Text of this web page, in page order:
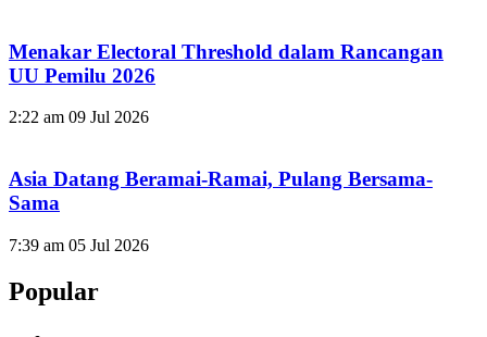
Menakar Electoral Threshold dalam Rancangan
UU Pemilu 2026
2:22 am 09 Jul 2026
Asia Datang Beramai-Ramai, Pulang Bersama-
Sama
7:39 am 05 Jul 2026
Popular